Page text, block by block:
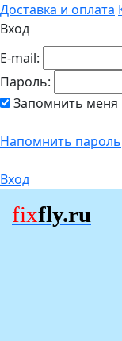
Доставка и оплата
Вход
E-mail:
Пароль:
Запомнить меня
Напомнить пароль
Вход
fixfly.ru